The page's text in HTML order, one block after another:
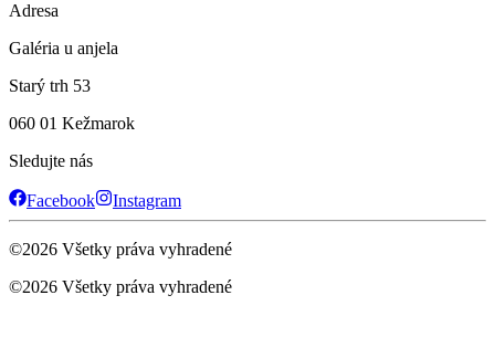
Adresa
Galéria u anjela
Starý trh 53
060 01 Kežmarok
Sledujte nás
Facebook Instagram
©2026 Všetky práva vyhradené
©2026 Všetky práva vyhradené